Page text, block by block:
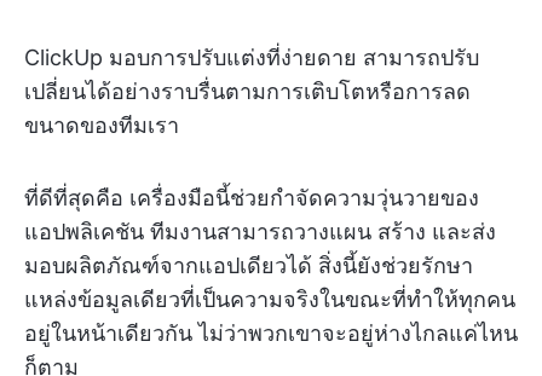
ClickUp มอบการปรับแต่งที่ง่ายดาย สามารถปรับ
เปลี่ยนได้อย่างราบรื่นตามการเติบโตหรือการลด
ขนาดของทีมเรา
ที่ดีที่สุดคือ เครื่องมือนี้ช่วยกำจัดความวุ่นวายของ
แอปพลิเคชัน ทีมงานสามารถวางแผน สร้าง และส่ง
มอบผลิตภัณฑ์จากแอปเดียวได้ สิ่งนี้ยังช่วยรักษา
แหล่งข้อมูลเดียวที่เป็นความจริงในขณะที่ทำให้ทุกคน
อยู่ในหน้าเดียวกัน ไม่ว่าพวกเขาจะอยู่ห่างไกลแค่ไหน
ก็ตาม